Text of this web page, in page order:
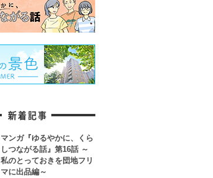
マンガ『ゆるやかに、くら
しつながる話』第16話 ～
私のとっておきを団地フリ
マに出品編～